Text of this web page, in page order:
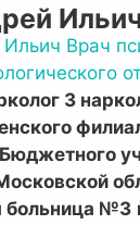
3
Бюджетного
больница №3